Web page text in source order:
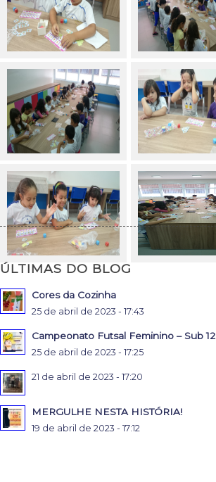
ÚLTIMAS DO BLOG
Cores da Cozinha
25 de abril de 2023 - 17:43
Campeonato Futsal Feminino – Sub 12
25 de abril de 2023 - 17:25
21 de abril de 2023 - 17:20
MERGULHE NESTA HISTÓRIA!
19 de abril de 2023 - 17:12